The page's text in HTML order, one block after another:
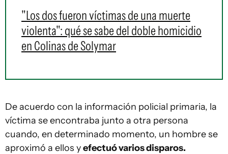
"Los dos fueron víctimas de una muerte
violenta": qué se sabe del doble homicidio
en Colinas de Solymar
De acuerdo con la información policial primaria, la
víctima se encontraba junto a otra persona
cuando, en determinado momento, un hombre se
aproximó a ellos yefectuó varios disparos.